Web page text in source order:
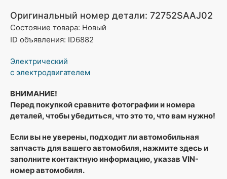
Оригинальный номер детали: 72752SAAJ02
Состояние товара: Новый
ID объявления: ID6882
Электрический
c электродвигателем
ВНИМАНИЕ!
Перед покупкой сравните фотографии и номера
деталей, чтобы убедиться, что это то, что вам нужно!
Если вы не уверены, подходит ли автомобильная
запчасть для вашего автомобиля, нажмите здесь и
заполните контактную информацию, указав VIN-
номер автомобиля.